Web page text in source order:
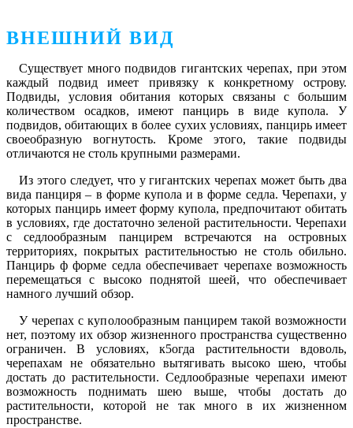
ВНЕШНИЙ ВИД
Существует много подвидов гигантских черепах, при этом
каждый подвид имеет привязку к конкретному острову.
Подвиды, условия обитания которых связаны с большим
количеством осадков, имеют панцирь в виде купола. У
подвидов, обитающих в более сухих условиях, панцирь имеет
своеобразную вогнутость. Кроме этого, такие подвиды
отличаются не столь крупными размерами.
Из этого следует, что у гигантских черепах может быть два
вида панциря – в форме купола и в форме седла. Черепахи, у
которых панцирь имеет форму купола, предпочитают обитать
в условиях, где достаточно зеленой растительности. Черепахи
с седлообразным панцирем встречаются на островных
территориях, покрытых растительностью не столь обильно.
Панцирь ф форме седла обеспечивает черепахе возможность
перемещаться с высоко поднятой шеей, что обеспечивает
намного лучший обзор.
У черепах с куполообразным панцирем такой возможности
нет, поэтому их обзор жизненного пространства существенно
ограничен. В условиях, к5огда растительности вдоволь,
черепахам не обязательно вытягивать высоко шею, чтобы
достать до растительности. Седлообразные черепахи имеют
возможность поднимать шею выше, чтобы достать до
растительности, которой не так много в их жизненном
пространстве.